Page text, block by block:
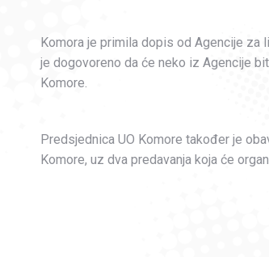
Komora je primila dopis od Agencije za
je dogovoreno da će neko iz Agencije
Komore.
Predsjednica UO Komore također je
Komore, uz dva predavanja koja će